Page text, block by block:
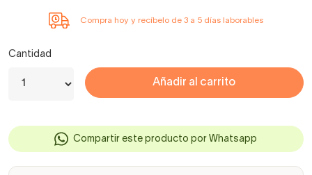
Compra hoy y recíbelo de 3 a 5 días laborables
Cantidad
Añadir al carrito
Compartir este producto por Whatsapp